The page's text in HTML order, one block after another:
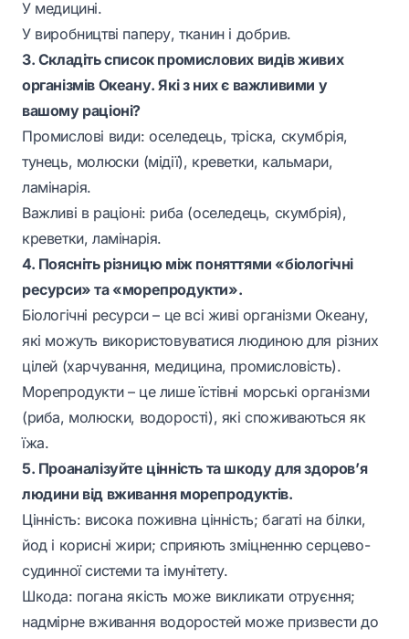
У медицині.
У виробництві паперу, тканин і добрив.
3. Складіть список промислових видів живих
організмів Океану. Які з них є важливими у
вашому раціоні?
Промислові види: оселедець, тріска, скумбрія,
тунець, молюски (мідії), креветки, кальмари,
ламінарія.
Важливі в раціоні: риба (оселедець, скумбрія),
креветки, ламінарія.
4. Поясніть різницю між поняттями «біологічні
ресурси» та «морепродукти».
Біологічні ресурси – це всі живі організми Океану,
які можуть використовуватися людиною для різних
цілей (харчування, медицина, промисловість).
Морепродукти – це лише їстівні морські організми
(риба, молюски, водорості), які споживаються як
їжа.
5. Проаналізуйте цінність та шкоду для здоров’я
людини від вживання морепродуктів.
Цінність: висока поживна цінність; багаті на білки,
йод і корисні жири; сприяють зміцненню серцево-
судинної системи та імунітету.
Шкода: погана якість може викликати отруєння;
надмірне вживання водоростей може призвести до